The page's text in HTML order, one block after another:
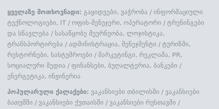
ყველაზე მოთხოვნადი: გაყიდვები, ვაჭრობა / ინფორმაციული
ტექნოლოგიები, IT / ოფის-მენეჯერი, ოპერატორი / ტრენინგები
და სწავლება / სასაწყობე მეურნეობა, ლოჯისტიკა,
ტრანსპორტირება / ადმინისტრაცია, მენეჯმენტი / ტურიზმი,
რესტორნები, სასტუმროები / მარკეტინგი, რეკლამა, PR,
სოციალური მედია / ფინანსები, ბუღალტერია, ბანკები /
ენერგეტიკა, ინჟინერია
პოპულარული ქალაქები: ვაკანსიები თბილისში / ვაკანსიები
ბათუმში / ვაკანსიები ქუთაისში / ვაკანსიები რუსთავში /